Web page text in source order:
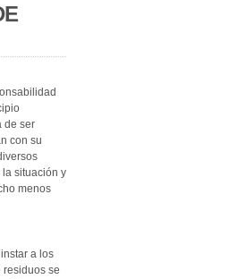
de ser
con su
situación y
menos
a los
se